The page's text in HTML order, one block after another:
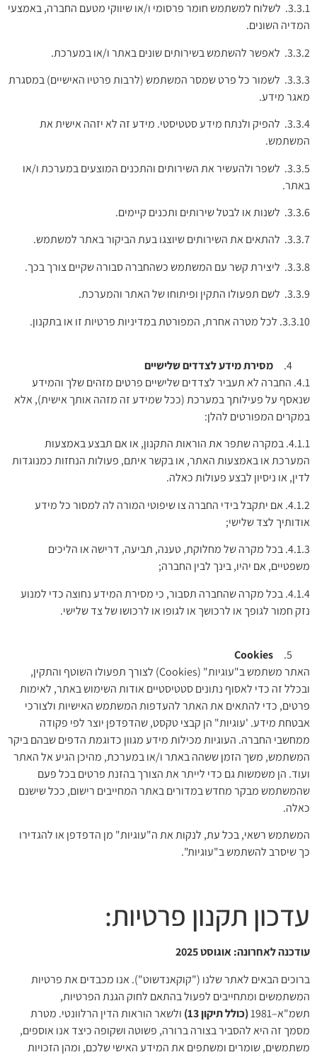
3.3.1. לשלוח למשתמש חומר פרסומי ו/או שיווקי מטעם החברה, באמצעי
המדיה השונים.
3.3.2. לאפשר להשתמש בשירותים שונים באתר ו/או במערכת.
3.3.3. לשמור כל פרט שמסר המשתמש (לרבות פרטיו האישיים) במסגרת
מאגר מידע.
3.3.4. להפיק ולנתח מידע סטטיסטי. מידע זה לא יזהה אישית את
המשתמש.
3.3.5. לשפר ולהעשיר את השירותים והתכנים המוצעים במערכת ו/או
באתר.
3.3.6. לשנות או לבטל שירותים ותכנים קיימים.
3.3.7. להתאים את השירותים שיוצגו בעת הביקור באתר למשתמש.
3.3.8. ליצירת קשר עם המשתמש כשהחברה סבורה שקיים צורך בכך.
3.3.9. לשם תפעולו התקין ופיתוחו של האתר והמערכת.
3.3.10. לכל מטרה אחרת, המפורטת במדיניות פרטיות זו או בתקנון.
מסירת מידע לצדדים שלישיים
4.1. החברה לא תעביר לצדדים שלישיים פרטים מזהים שלך והמידע
שנאסף על פעילותך במערכת (ככל שמידע זה מזהה אותך אישית), אלא
במקרים המפורטים להלן:
4.1.1. במקרה שתפר את הוראות התקנון, או אם תבצע באמצעות
המערכת או באמצעות האתר, או בקשר איתם, פעולות הנחזות כמנוגדות
לדין, או ניסיון לבצע פעולות כאלה.
4.1.2. אם יתקבל בידי החברה צו שיפוטי המורה לה למסור כל מידע
אודותיך לצד שלישי;
4.1.3. בכל מקרה של מחלוקת, טענה, תביעה, דרישה או הליכים
משפטיים, אם יהיו, בינך לבין החברה;
4.1.4. בכל מקרה שהחברה תסבור, כי מסירת המידע נחוצה כדי למנוע
נזק חמור לגופך או לרכושך או לגופו או לרכושו של צד שלישי.
Cookies
האתר משתמש ב"עוגיות" (Cookies) לצורך תפעולו השוטף והתקין,
ובכלל זה כדי לאסוף נתונים סטטיסטיים אודות השימוש באתר, לאימות
פרטים, כדי להתאים את האתר להעדפות המשתמש האישיות ולצורכי
אבטחת מידע. 'עוגיות" הן קבצי טקסט, שהדפדפן יוצר לפי פקודה
ממחשבי החברה. העוגיות מכילות מידע מגוון כדוגמת הדפים שבהם ביקר
המשתמש, משך הזמן ששהה באתר ו/או במערכת, מהיכן הגיע אל האתר
ועוד. הן משמשות גם כדי לייתר את הצורך בהזנת פרטים בכל פעם
שהמשתמש מבקר מחדש במדורים באתר המחייבים רישום, ככל שישנם
כאלה.
המשתמש רשאי, בכל עת, לנקות את ה"עוגיות" מן הדפדפן או להגדירו
כך שיסרב להשתמש ב"עוגיות".
עדכון תקנון פרטיות:
עודכנה לאחרונה: אוגוסט 2025
ברוכים הבאים לאתר שלנו ("קוקאנדשוט"). אנו מכבדים את פרטיות
המשתמשים ומתחייבים לפעול בהתאם לחוק הגנת הפרטיות,
תשמ"א–1981
(כולל תיקון 13)
ולשאר הוראות הדין הרלוונטי. מטרת
מסמך זה היא להסביר בצורה ברורה, פשוטה ושקופה כיצד אנו אוספים,
משתמשים, שומרים ומשתפים את המידע האישי שלכם, ומהן הזכויות